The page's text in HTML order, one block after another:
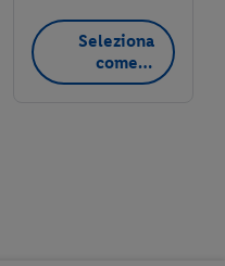
Seleziona
come
negozio